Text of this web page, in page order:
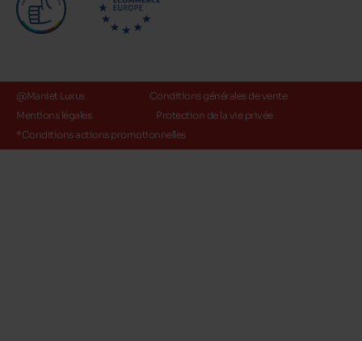
@Maniet Luxus
Conditions générales de vente
Mentions légales
Protection de la vie privée
*Conditions actions promotionnelles